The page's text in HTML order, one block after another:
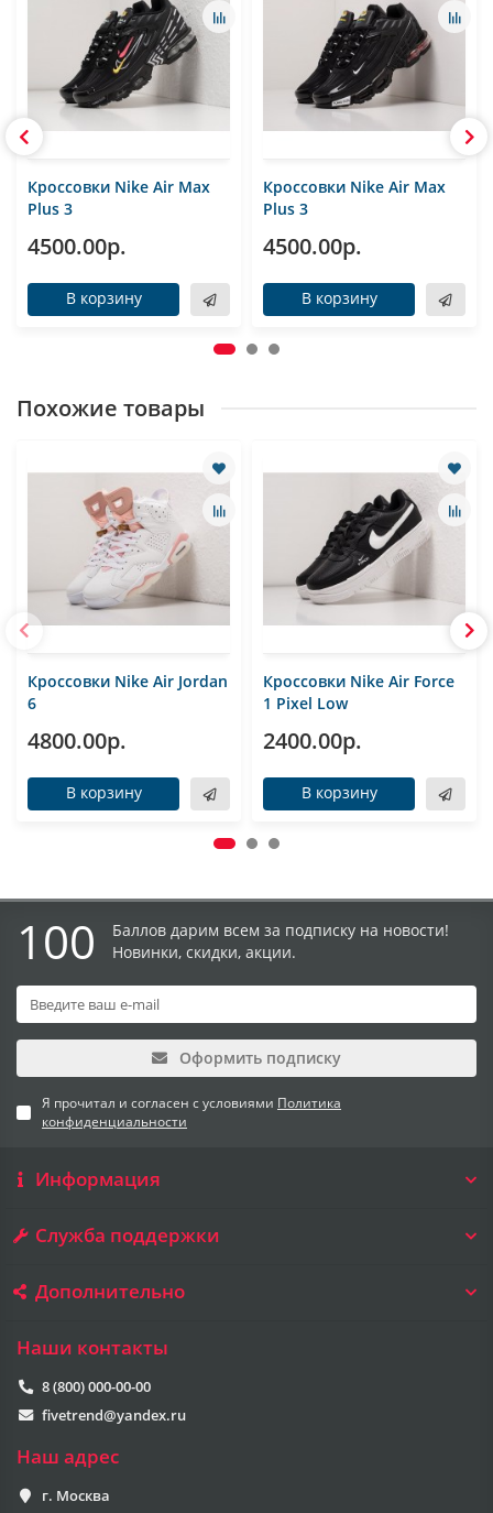
Кроссовки Nike Air Max
Plus 3
4500.00р.
В корзину
Кроссовки Nike Air Max
Plus 3
4500.00р.
В корзину
Похожие товары
Кроссовки Nike Air Jordan
6
4800.00р.
В корзину
Кроссовки Nike Air Force
1 Pixel Low
2400.00р.
В корзину
100
Баллов дарим всем за подписку на новости!
Новинки, скидки, акции.
Оформить подписку
Я прочитал и согласен с условиями Политика
конфиденциальности
Информация
Служба поддержки
Дополнительно
Наши контакты
8 (800) 000-00-00
fivetrend@yandex.ru
Наш адрес
г. Москва